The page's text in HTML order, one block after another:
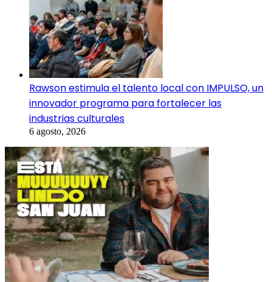
Rawson estimula el talento local con IMPULSO, un
innovador programa para fortalecer las
industrias culturales
6 agosto, 2026